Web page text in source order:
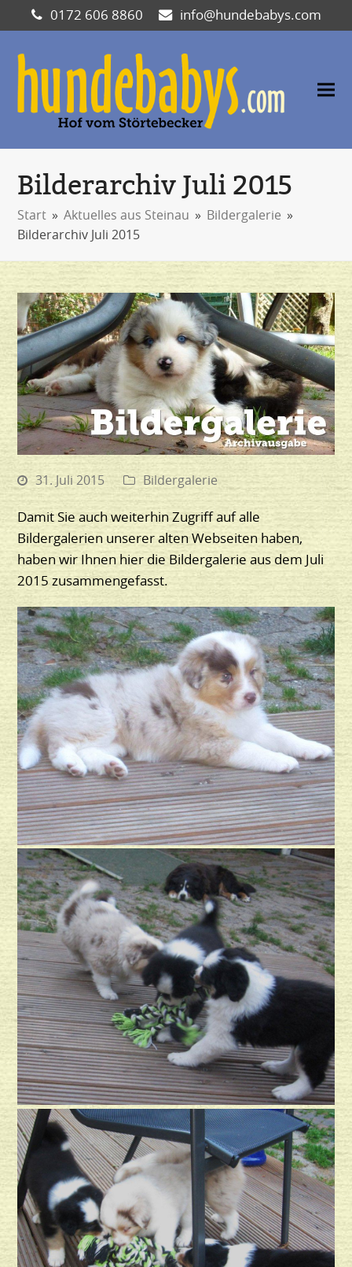
0172 606 8860 info@hundebabys.com
Bilderarchiv Juli 2015
Start » Aktuelles aus Steinau » Bildergalerie »
Bilderarchiv Juli 2015
31. Juli 2015 Bildergalerie
Damit Sie auch weiterhin Zugriff auf alle
Bildergalerien unserer alten Webseiten haben,
haben wir Ihnen hier die Bildergalerie aus dem Juli
2015 zusammengefasst.